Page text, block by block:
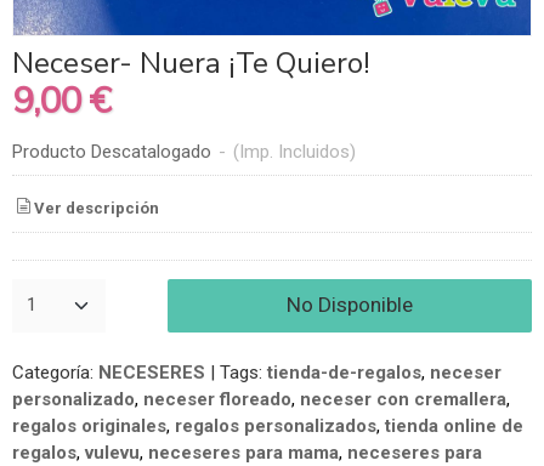
Neceser- Nuera ¡Te Quiero!
9,00 €
Producto Descatalogado - (Imp. Incluidos)
Ver descripción
No Disponible
Categoría: NECESERES | Tags: tienda-de-regalos neceser
personalizado neceser floreado neceser con cremallera
regalos originales regalos personalizados tienda online de
regalos vulevu neceseres para mama neceseres para